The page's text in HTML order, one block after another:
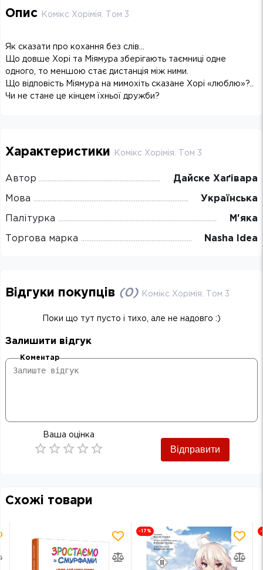
Опис Комікс Хорімія. Том 3
Як сказати про кохання без слів…
Що довше Хорі та Міямура зберігають таємниці одне
одного, то меншою стає дистанція між ними.
Що відповість Міямура на мимохіть сказане Хорі «люблю»?..
Чи не стане це кінцем їхньої дружби?
Характеристики Комікс Хорімія. Том 3
Автор Дайске Хаґівара
Мова Українська
Палітурка М'яка
Торгова марка Nasha Idea
Відгуки покупців (0) Комікс Хорімія. Том 3
Поки що тут пусто і тихо, але не надовго :)
Залишити відгук
Коментар
Ваша оцінка
Відправити
Схожі товари
-17% -